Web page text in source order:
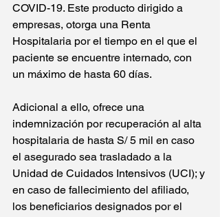
COVID-19. Este producto dirigido a
empresas, otorga una Renta
Hospitalaria por el tiempo en el que el
paciente se encuentre internado, con
un máximo de hasta 60 días.
Adicional a ello, ofrece una
indemnización por recuperación al alta
hospitalaria de hasta S/ 5 mil en caso
el asegurado sea trasladado a la
Unidad de Cuidados Intensivos (UCI); y
en caso de fallecimiento del afiliado,
los beneficiarios designados por el